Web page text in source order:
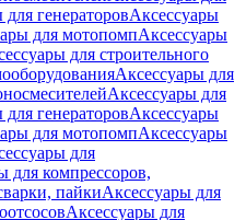
генераторовАксессуары
для мотопомпАксессуары
для строительного
Аксессуары для
Аксессуары для
генераторовАксессуары
для мотопомпАксессуары
для
для компрессоров,
пайкиАксессуары для
Аксессуары для